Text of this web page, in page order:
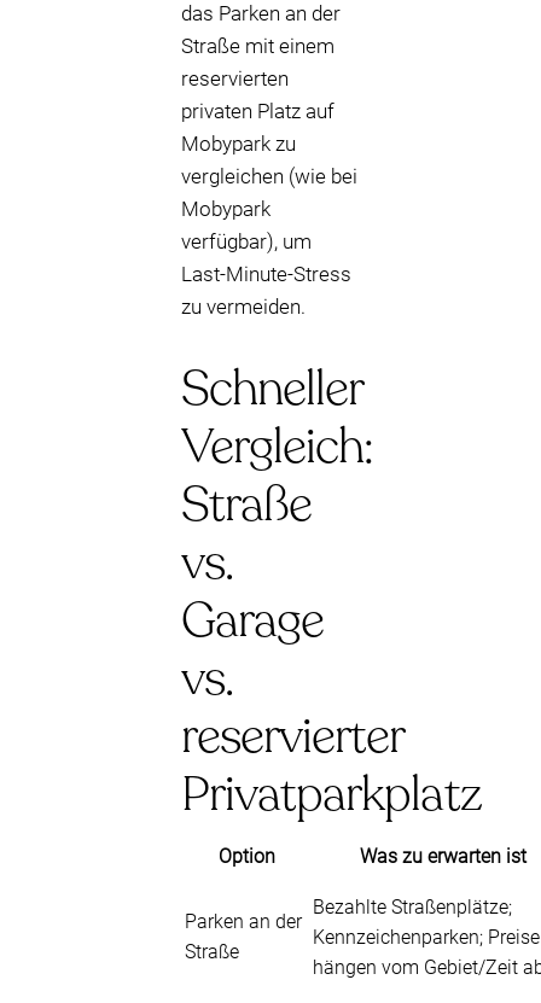
das Parken an der
Straße mit einem
reservierten
privaten Platz auf
Mobypark zu
vergleichen (wie bei
Mobypark
verfügbar), um
Last-Minute-Stress
zu vermeiden.
Schneller
Vergleich:
Straße
vs.
Garage
vs.
reservierter
Privatparkplatz
Option Was zu erwarten ist
Parken an der
Straße
Bezahlte Straßenplätze;
Kennzeichenparken; Preise
hängen vom Gebiet/Zeit